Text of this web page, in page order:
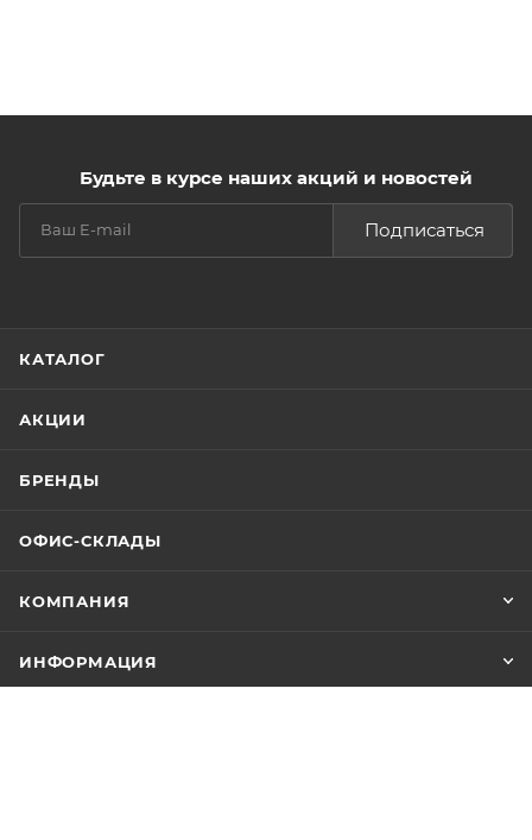
Будьте в курсе наших акций и новостей
Подписаться
КАТАЛОГ
АКЦИИ
БРЕНДЫ
ОФИС-СКЛАДЫ
КОМПАНИЯ
ИНФОРМАЦИЯ